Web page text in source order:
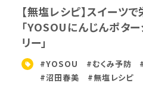
【無塩レシピ】スイーツ
「YOSOUにんじんポタ
リー」
#YOSOU #むくみ予防
#沼田春美
#無塩レシピ